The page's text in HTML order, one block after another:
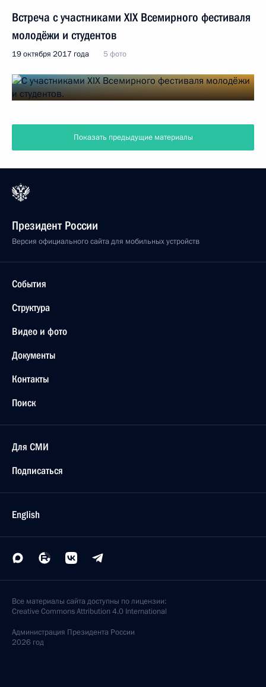
Встреча с участниками XIX Всемирного фестиваля
молодёжи и студентов
19 октября 2017 года 5 фото
Показать предыдущие материалы
Президент России
Версия официального сайта для мобильных устройств
События
Структура
Видео и фото
Документы
Контакты
Поиск
Для СМИ
Подписаться
English
Все материалы сайта доступны по лицензии:
Creative Commons Attribution 4.0 International
Администрация Президента России
2026 год